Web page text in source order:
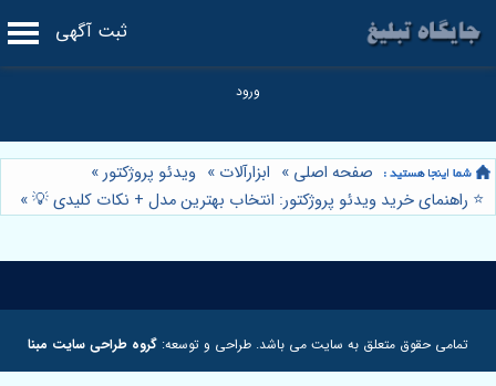
ثبت آگهی
صفحه اصلی » ابزارآلات » ویدئو پروژکتور»
⭐️ راهنمای خرید ویدئو پروژکتور: انتخاب بهترین مدل + نکات کلیدی 💡»
تمامی حقوق متعلق به سایت می باشد. طراحی و توسعه: گروه طراحی سایت مبنا